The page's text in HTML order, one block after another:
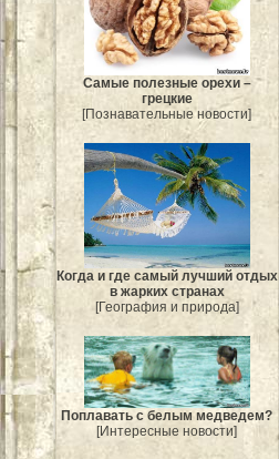
Самые полезные орехи –
грецкие
[Познавательные новости]
Когда и где самый лучший отдых
в жарких странах
[География и природа]
Поплавать с белым медведем?
[Интересные новости]